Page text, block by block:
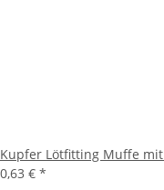
Kupfer Lötfitting Muffe
0,63 € *